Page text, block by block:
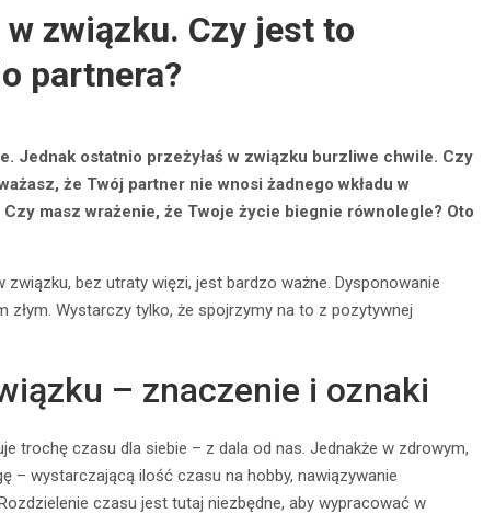
związku. Czy jest to
partnera?
Jednak ostatnio przeżyłaś w związku burzliwe chwile. Czy
że Twój partner nie wnosi żadnego wkładu w
masz wrażenie, że Twoje życie biegnie równolegle? Oto
bez utraty więzi, jest bardzo ważne. Dysponowanie
Wystarczy tylko, że spojrzymy na to z pozytywnej
– znaczenie i oznaki
trochę czasu dla siebie – z dala od nas. Jednakże w zdrowym,
– wystarczającą ilość czasu na hobby, nawiązywanie
czasu jest tutaj niezbędne, aby wypracować w